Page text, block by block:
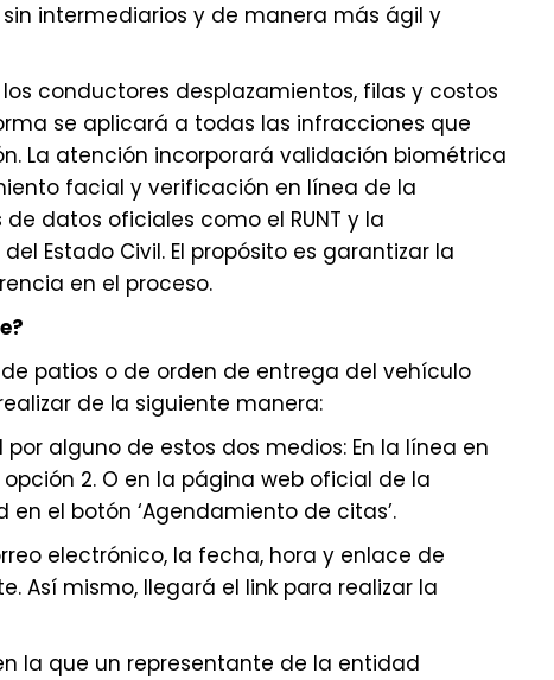
sin intermediarios y de manera más ágil y
conductores desplazamientos, filas y costos
se aplicará a todas las infracciones que
La atención incorporará validación biométrica
facial y verificación en línea de la
datos oficiales como el RUNT y la
Estado Civil. El propósito es garantizar la
en el proceso.
patios o de orden de entrega del vehículo
de la siguiente manera:
por alguno de estos dos medios: En la línea en
2. O en la página web oficial de la
en el botón ‘Agendamiento de citas’.
electrónico, la fecha, hora y enlace de
Así mismo, llegará el link para realizar la
la que un representante de la entidad